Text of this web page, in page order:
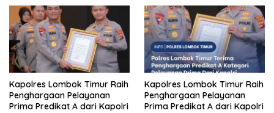
Kapolres Lombok Timur Raih
Penghargaan Pelayanan
Prima Predikat A dari Kapolri
Kapolres Lombok Timur Raih
Penghargaan Pelayanan
Prima Predikat A dari Kapolri